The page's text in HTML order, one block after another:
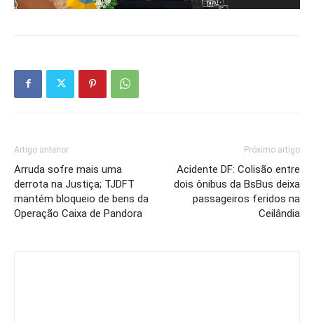
Artigo anterior
Arruda sofre mais uma
derrota na Justiça; TJDFT
mantém bloqueio de bens da
Operação Caixa de Pandora
Próximo artigo
Acidente DF: Colisão entre
dois ônibus da BsBus deixa
passageiros feridos na
Ceilândia